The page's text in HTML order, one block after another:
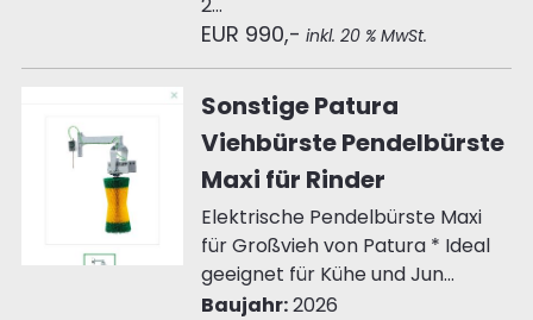
EUR 990,- inkl. 20 % MwSt.
Sonstige Patura
Viehbürste Pendelbürste
Maxi für Rinder
Elektrische Pendelbürste Maxi
für Großvieh von Patura * Ideal
geeignet für Kühe und Jun...
Baujahr:2026